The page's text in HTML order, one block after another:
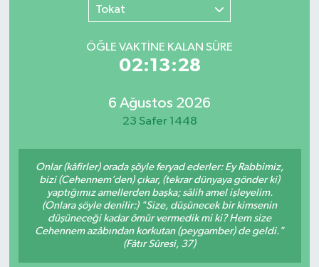
Tokat
ÖĞLE VAKTİNE KALAN SÜRE
02:13:28
6 Ağustos 2026
23 Safer 1448
Onlar (kâfirler) orada şöyle feryad ederler: Ey Rabbimiz,
bizi (Cehennem’den) çıkar, (tekrar dünyaya gönder ki)
yaptığımız amellerden başka; sâlih amel işleyelim.
(Onlara şöyle denilir:) "Size, düşünecek bir kimsenin
düşüneceği kadar ömür vermedik mi ki? Hem size
Cehennem azâbından korkutan (peygamber) de geldi."
(Fâtır Sûresi, 37)
Foto Galeri
Yazarlar
Bilim & Teknoloji
Ekonomi
Genel
Güncel
Diyarbakır Trafik Yoğunluk Haritası
Süper Lig Puan Durumu ve Fikstür
Son Dakika Haberleri
Haber Arşivi